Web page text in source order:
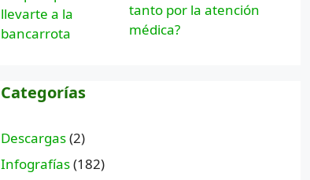
tanto por la atención
médica?
Categorías
Descargas(2)
Infografías(182)